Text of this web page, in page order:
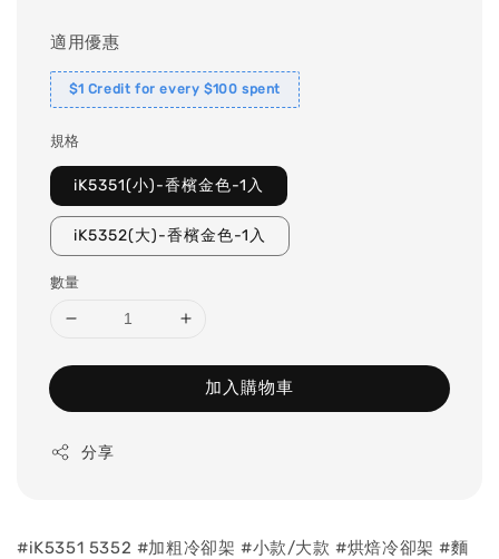
適用優惠
$1 Credit for every $100 spent
規格
iK5351(小)-香檳金色-1入
iK5352(大)-香檳金色-1入
數量
加入購物車
分享
#iK5351 5352 #加粗冷卻架 #小款/大款 #烘焙冷卻架 #麵